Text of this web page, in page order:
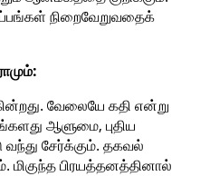
நிறைவேறுவதைக்
வேலையே கதி என்று
ஆளுமை, புதிய
சேர்க்கும். தகவல்
மிகுந்த பிரயத்தனத்தினால்